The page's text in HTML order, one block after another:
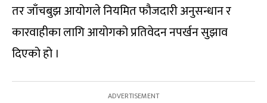
तर जाँचबुझ आयोगले नियमित फौजदारी अनुसन्धान र
कारवाहीका लागि आयोगको प्रतिवेदन नपर्खन सुझाव
दिएको हो ।